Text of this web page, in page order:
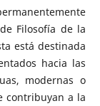
Filosofía de la
está destinada
hacia las
modernas o
contribuyan a la